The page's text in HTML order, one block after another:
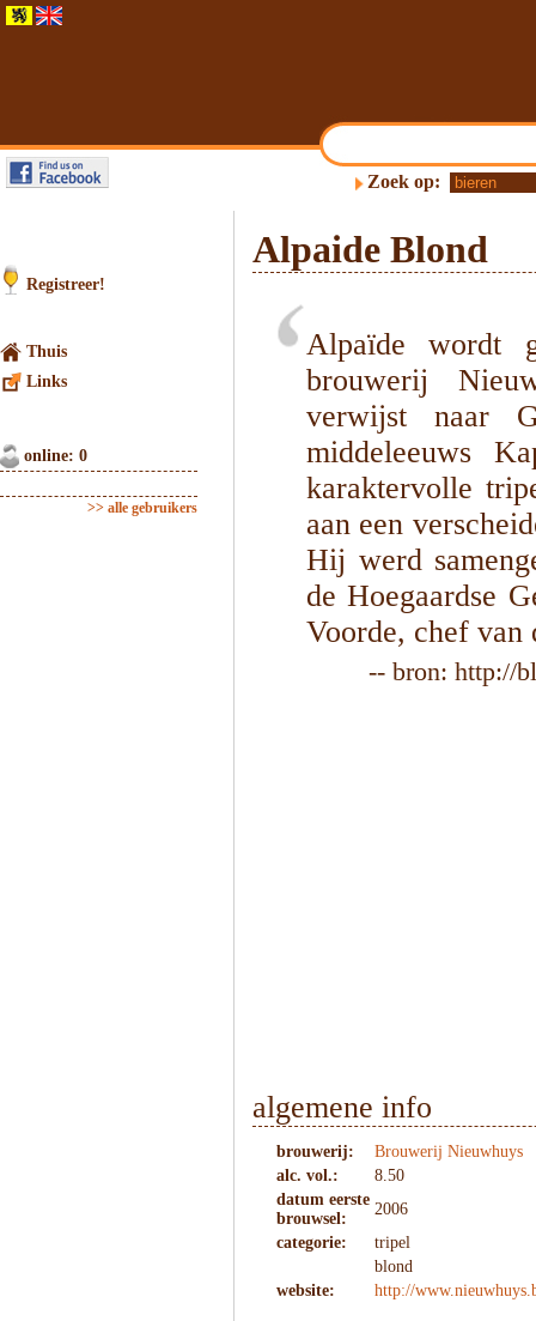
Zoek op:
Registreer!
Thuis
Links
online: 0
>> alle gebruikers
Alpaide Blond
Alpaïde wordt
brouwerij
verwijst naar
middeleeuws
karaktervolle
aan een
Hij werd
de Hoegaardse
Voorde, chef van
-- bron: http://
algemene info
brouwerij:
Brouwerij Nieuwhuys
alc. vol.:
8.50
datum eerste
brouwsel:
2006
categorie:
tripel
blond
website:
http://